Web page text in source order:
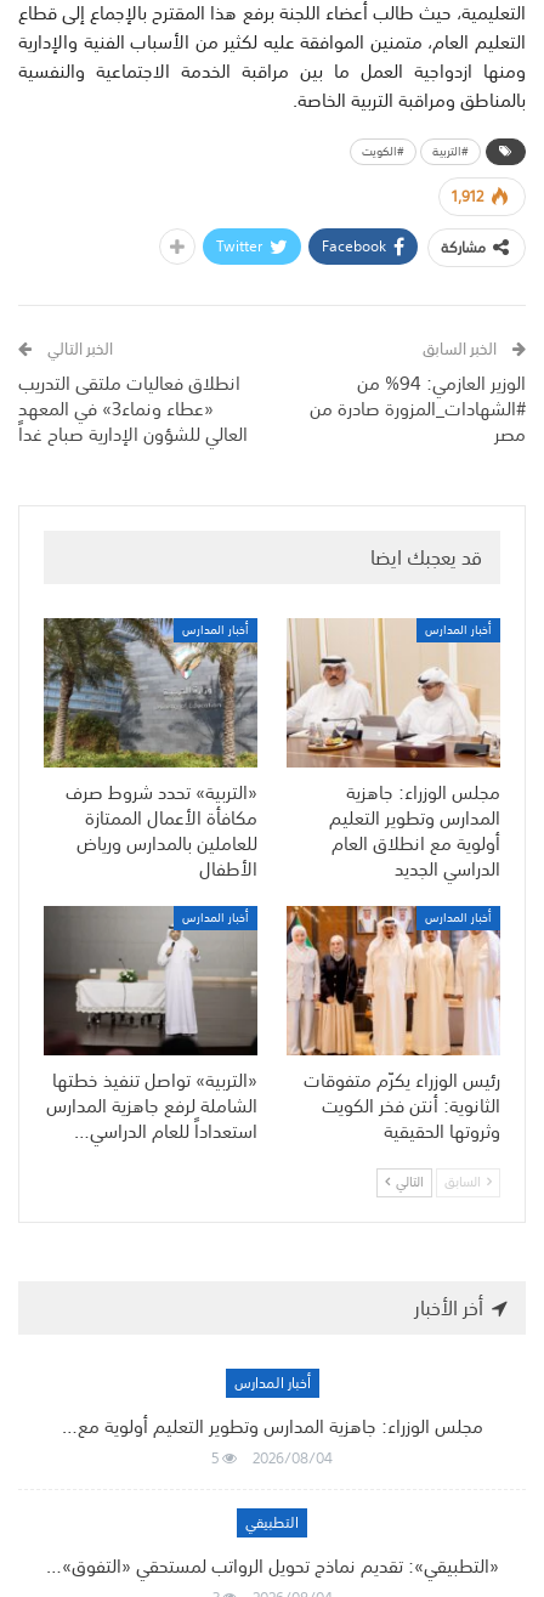
التعليمية، حيث طالب أعضاء اللجنة برفع هذا المقترح بالإجماع إلى قطاع
التعليم العام، متمنين الموافقة عليه لكثير من الأسباب الفنية والإدارية
ومنها ازدواجية العمل ما بين مراقبة الخدمة الاجتماعية والنفسية
بالمناطق ومراقبة التربية الخاصة.
#التربية #الكويت
1,912
مشاركة
Facebook
Twitter
الخبر السابق
الوزير العازمي: 94% من
#الشهادات_المزورة صادرة من
مصر
الخبر التالي
انطلاق فعاليات ملتقى التدريب
«عطاء ونماء3» في المعهد
العالي للشؤون الإدارية صباح غداً
قد يعجبك ايضا
أخبار المدارس
مجلس الوزراء: جاهزية
المدارس وتطوير التعليم
أولوية مع انطلاق العام
الدراسي الجديد
أخبار المدارس
«التربية» تحدد شروط صرف
مكافأة الأعمال الممتازة
للعاملين بالمدارس ورياض
الأطفال
أخبار المدارس
رئيس الوزراء يكرّم متفوقات
الثانوية: أنتن فخر الكويت
وثروتها الحقيقية
أخبار المدارس
«التربية» تواصل تنفيذ خطتها
الشاملة لرفع جاهزية المدارس
استعداداً للعام الدراسي…
السابق التالي
أخر الأخبار
أخبار المدارس
مجلس الوزراء: جاهزية المدارس وتطوير التعليم أولوية مع…
2026/08/04
5
التطبيقي
«التطبيقي»: تقديم نماذج تحويل الرواتب لمستحقي «التفوق»…